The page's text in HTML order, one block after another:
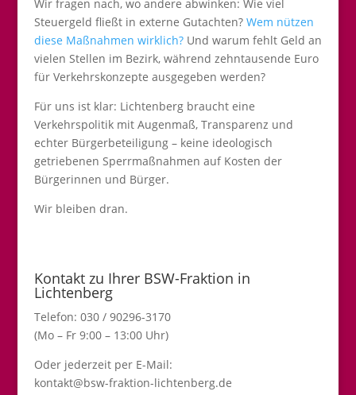
Wir fragen nach, wo andere abwinken: Wie viel
Steuergeld fließt in externe Gutachten? Wem nützen
diese Maßnahmen wirklich?Und warum fehlt Geld an
vielen Stellen im Bezirk, während zehntausende Euro
für Verkehrskonzepte ausgegeben werden?
Für uns ist klar: Lichtenberg braucht eine
Verkehrspolitik mit Augenmaß, Transparenz und
echter Bürgerbeteiligung – keine ideologisch
getriebenen Sperrmaßnahmen auf Kosten der
Bürgerinnen und Bürger.
Wir bleiben dran.
Kontakt zu Ihrer BSW-Fraktion in
Lichtenberg
Telefon: 030 / 90296-3170
(Mo – Fr 9:00 – 13:00 Uhr)
Oder jederzeit per E-Mail:
kontakt@bsw-fraktion-lichtenberg.de